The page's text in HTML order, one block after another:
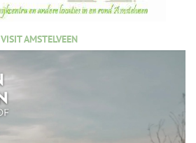
VISIT AMSTELVEEN